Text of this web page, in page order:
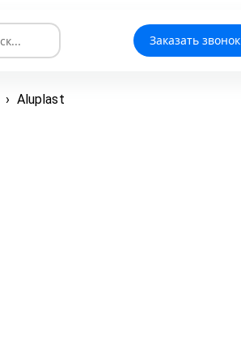
Заказать звонок
› Aluplast